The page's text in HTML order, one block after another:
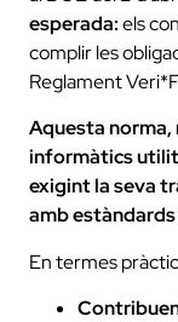
esperada:els
complir les
Reglament
Aquesta
informàtics
exigint la seva
amb
En termes